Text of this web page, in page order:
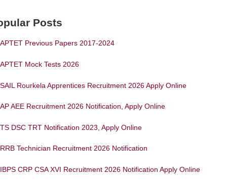
Posts
APTET Previous Papers 2017-2024
APTET Mock Tests 2026
SAIL Rourkela Apprentices Recruitment 2026 Apply Online
AP AEE Recruitment 2026 Notification, Apply Online
TS DSC TRT Notification 2023, Apply Online
RRB Technician Recruitment 2026 Notification
IBPS CRP CSA XVI Recruitment 2026 Notification Apply Online